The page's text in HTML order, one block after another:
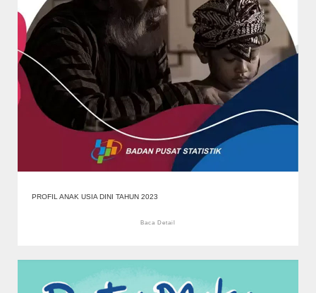
PROFIL ANAK USIA DINI TAHUN 2023
Baca Detail